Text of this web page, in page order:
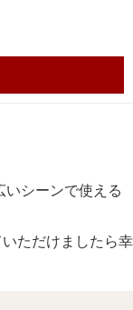
いシーンで使える
ただけましたら幸